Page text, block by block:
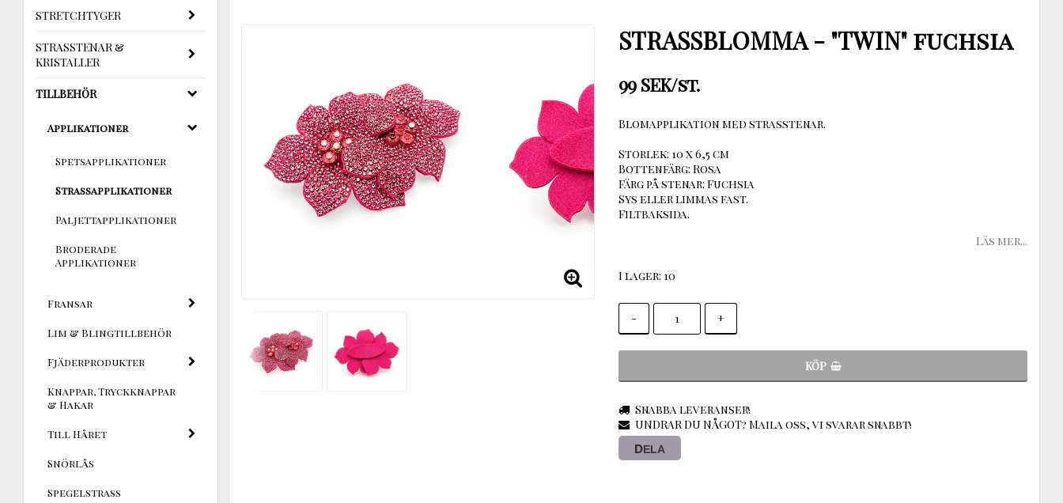
STRETCHTYGER
STRASSTENAR &
KRISTALLER
TILLBEHÖR
Applikationer
Spetsapplikationer
Strassapplikationer
Paljettapplikationer
Broderade
Applikationer
Fransar
Lim & Blingtillbehör
Fjäderprodukter
Knappar, Tryckknappar
& Hakar
Till Håret
Snörlås
Spegelstrass
STRASSBLOMMA - "TWIN" fuchsia
99 SEK/st.
Blomapplikation med strasstenar.
Storlek: 10 x 6,5 cm
Bottenfärg: Rosa
Färg på stenar: Fuchsia
Sys eller limmas fast.
Filtbaksida.
Läs mer...
I lager: 10
- +
KÖP
Snabba leveranser!
UNDRAR DU NÅGOT? Maila oss, vi svarar snabbt!
DELA